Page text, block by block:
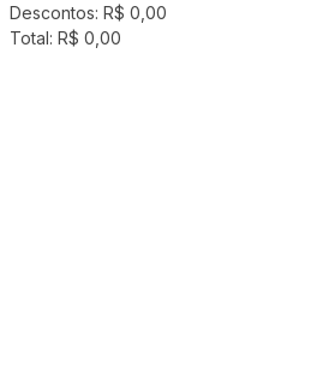
Descontos: R$ 0,00
Total: R$ 0,00